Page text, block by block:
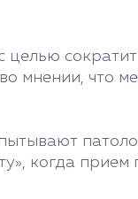
мнении, что
когда